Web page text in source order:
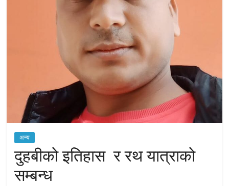
अन्य
दुहबीको इतिहास र रथ यात्राको
सम्बन्ध